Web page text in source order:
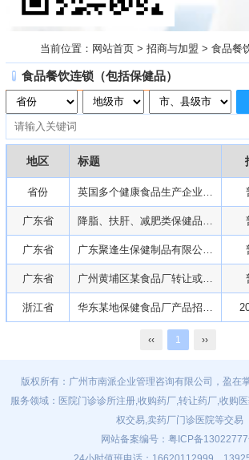
当前位置： 网站首页 > 招商与加盟 > 食品餐
食品餐饮连锁（包括保健品）
地区 标题
省份 英国多个健康食品生产企业招商合作
广东省 降脂、扶肝、减肥类保健品厂诚招合伙人
广东省 广东聚逢生保健制品有限公司承接代工贴牌
广东省 广州黄埔区某食品厂转让或合作（全新）
浙江省 华东某地保健食品厂产品招商或寻求融资与合作
‹‹ 1 ››
版权所有：广州市南派企业管理咨询有限公司，盈在
服务领域：医院门诊诊所注册,收购药厂,转让药厂,收购
权交易,卖药厂门诊医院等交易
网站备案编号： 粤ICP备